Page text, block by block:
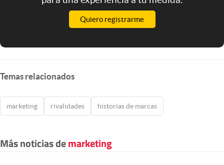
Quiero registrarme
Temas relacionados
marketing rivalidades historias de marcas
Más noticias demarketing